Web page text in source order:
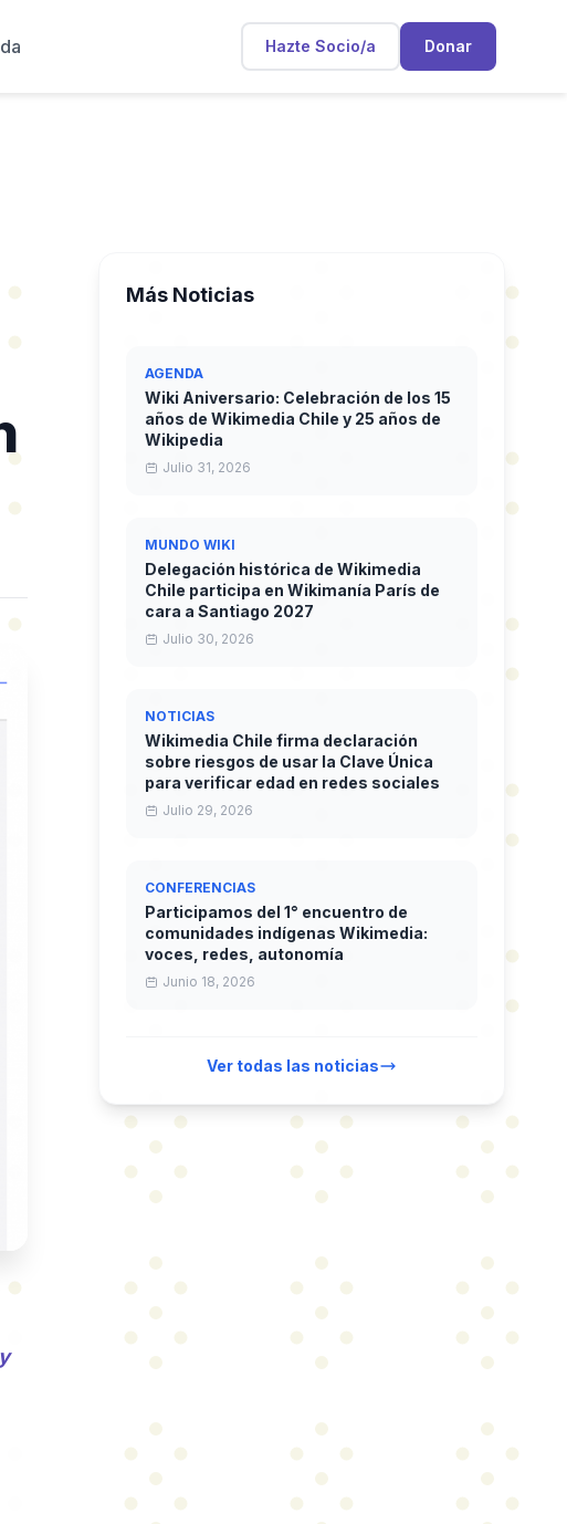
Hazte Socio/a Donar
Más Noticias
AGENDA
Wiki Aniversario: Celebración de los 15
años de Wikimedia Chile y 25 años de
Wikipedia
Julio 31, 2026
MUNDO WIKI
Delegación histórica de Wikimedia
Chile participa en Wikimanía París de
cara a Santiago 2027
Julio 30, 2026
NOTICIAS
Wikimedia Chile firma declaración
sobre riesgos de usar la Clave Única
para verificar edad en redes sociales
Julio 29, 2026
CONFERENCIAS
Participamos del 1° encuentro de
comunidades indígenas Wikimedia:
voces, redes, autonomía
Junio 18, 2026
Ver todas las noticias